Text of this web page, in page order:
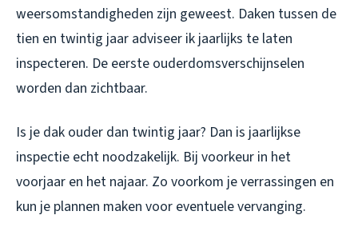
weersomstandigheden zijn geweest. Daken tussen de
tien en twintig jaar adviseer ik jaarlijks te laten
inspecteren. De eerste ouderdomsverschijnselen
worden dan zichtbaar.
Is je dak ouder dan twintig jaar? Dan is jaarlijkse
inspectie echt noodzakelijk. Bij voorkeur in het
voorjaar en het najaar. Zo voorkom je verrassingen en
kun je plannen maken voor eventuele vervanging.